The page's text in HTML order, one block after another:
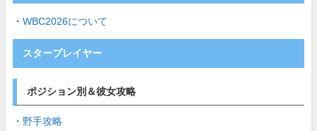
・ WBC2026について
スタープレイヤー
ポジション別＆彼女攻略
・ 野手攻略